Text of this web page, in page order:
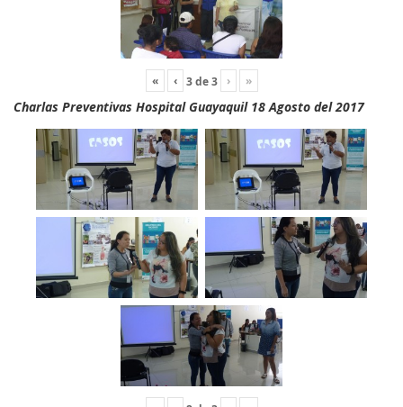
« ‹ 3de3 › »
Charlas Preventivas Hospital Guayaquil 18 Agosto del 2017